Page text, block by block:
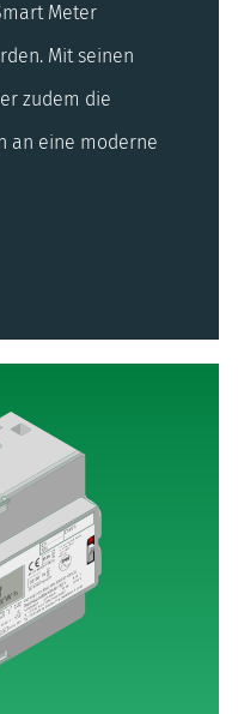
Meter
Mit seinen
zudem die
an eine moderne